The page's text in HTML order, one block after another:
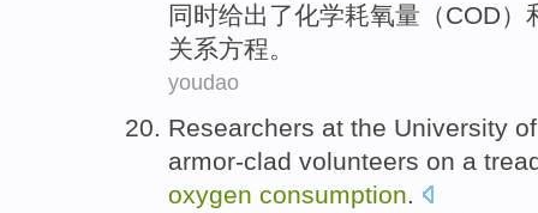
同时给出了化学耗氧量 （COD）
关系方程。
youdao
Researchers at the University
armor-clad volunteers on a
oxygen consumption.